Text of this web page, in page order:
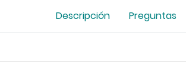
Descripción Preguntas